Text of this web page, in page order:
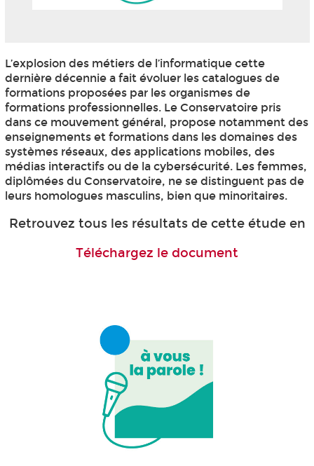
L’explosion des métiers de l’informatique cette
dernière décennie a fait évoluer les catalogues de
formations proposées par les organismes de
formations professionnelles. Le Conservatoire pris
dans ce mouvement général, propose notamment des
enseignements et formations dans les domaines des
systèmes réseaux, des applications mobiles, des
médias interactifs ou de la cybersécurité. Les femmes,
diplômées du Conservatoire, ne se distinguent pas de
leurs homologues masculins, bien que minoritaires.
Retrouvez tous les résultats de cette étude en
Téléchargez le document